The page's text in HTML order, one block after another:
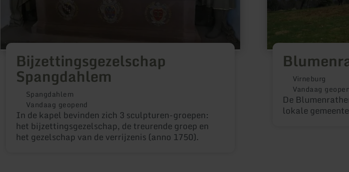
Bijzettingsgezelschap
Spangdahlem
Spangdahlem
Vandaag geopend
In de kapel bevinden zich 3 sculpturen-groepen:
het bijzettingsgezelschap, de treurende groep en
het gezelschap van de verrijzenis (anno 1750).
Virneburg
Vandaag
De
lokale